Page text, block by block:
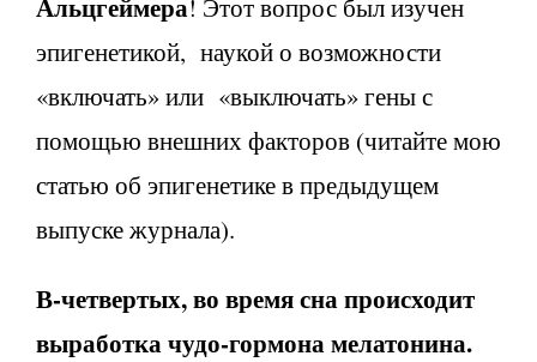
! Этот вопрос был изучен
эпигенетикой, наукой о возможности
«включать» или «выключать» гены с
помощью внешних факторов (читайте мою
статью об эпигенетике в предыдущем
выпуске журнала).
В-четвертых, во время сна происходит
выработка чудо-гормона мелатонина.